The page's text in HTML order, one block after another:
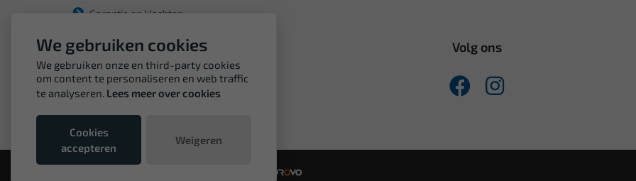
Garantie en klachten
Volg ons
We gebruiken cookies
We gebruiken onze en third-party cookies
om content te personaliseren en web traffic
te analyseren. Lees meer over cookies
Cookies
accepteren
Weigeren